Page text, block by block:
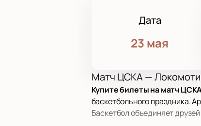
Дата
23 мая
Матч ЦСКА —
Купите билеты на матч
баскетбольного праздника.
Баскетбол объединяет